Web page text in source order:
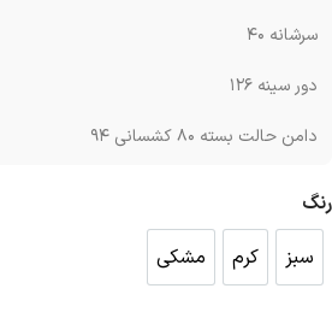
سرشانه ۴۰
دور سینه ۱۲۶
دامن حالت بسته ۸۰ کشسانی ۹۴
رنگ
سبز
سبز کرم
کرم مشکی
مشکی